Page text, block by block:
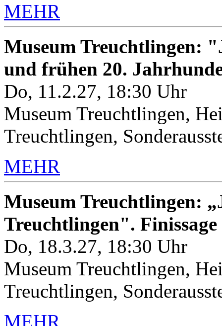
MEHR
Museum Treuchtlingen:
und frühen 20.
Do, 11.2.27, 18:30 Uhr
Museum Treuchtlingen,
Treuchtlingen,
MEHR
Museum Treuchtlingen:
Treuchtlingen". Finissage
Do, 18.3.27, 18:30 Uhr
Museum Treuchtlingen,
Treuchtlingen,
MEHR